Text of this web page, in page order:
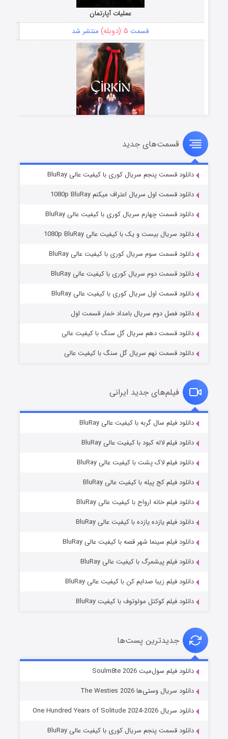
عملیات آپارتمان
قسمت ۵ (دوبله) منتشر شد
سریال زشت
قسمت۲ (زیرنویس) منتشر شد
مردگان متحرک: شهر مرده ۳
قسمت۲ (زیرنویس) منتشر شد
قسمت۷ (زیرنویس) منتشر شد
خاندان اژدها فصل ۳
قسمت‌های جدید
دانلود قسمت پنجم سریال کوری با کیفیت عالی BluRay
دانلود قسمت اول سریال اعتراف میکنم 1080p BluRay
دانلود قسمت چهارم سریال کوری با کیفیت عالی BluRay
دانلود سریال بیست و یک با کیفیت عالی 1080p BluRay
دانلود قسمت سوم سریال کوری با کیفیت عالی BluRay
دانلود قسمت دوم سریال کوری با کیفیت عالی BluRay
دانلود قسمت اول سریال کوری با کیفیت عالی BluRay
دانلود فصل دوم سریال بامداد خمار قسمت اول
دانلود قسمت دهم سریال گل سنگ با کیفیت عالی
دانلود قسمت نهم سریال گل سنگ با کیفیت عالی
فیلم‌های جدید ایرانی
دانلود فیلم سال گربه با کیفیت عالی BluRay
دانلود فیلم لاله کبود با کیفیت عالی BluRay
دانلود فیلم لاک پشت با کیفیت عالی BluRay
دانلود فیلم کج‌ پیله با کیفیت عالی BluRay
دانلود فیلم خانه ارواح با کیفیت عالی BluRay
دانلود فیلم یازده یازده با کیفیت عالی BluRay
دانلود فیلم سینما شهر قصه با کیفیت عالی BluRay
دانلود فیلم پیشمرگ با کیفیت عالی BluRay
دانلود فیلم زیبا صدایم کن با کیفیت عالی BluRay
دانلود فیلم کوکتل مولوتوف با کیفیت BluRay
جدیدترین پست‌ها
دانلود فیلم سول‌میت Soulm8te 2026
دانلود سریال وستی‌ها The Westies 2026
دانلود سریال One Hundred Years of Solitude 2024-2026
دانلود قسمت پنجم سریال کوری با کیفیت عالی BluRay